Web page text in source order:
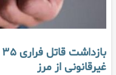
غیرقانونی از مرز